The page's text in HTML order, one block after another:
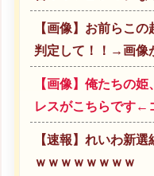
【画像】お前らこ
判定して！！→画像
【画像】俺たちの
レスがこちらです←
【速報】れいわ新
ｗｗｗｗｗｗｗｗ